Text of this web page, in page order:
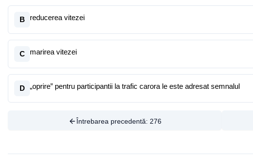
B reducerea vitezei
C marirea vitezei
D „oprire” pentru participantii la trafic carora le este adresat semnalul
Întrebarea precedentă: 276